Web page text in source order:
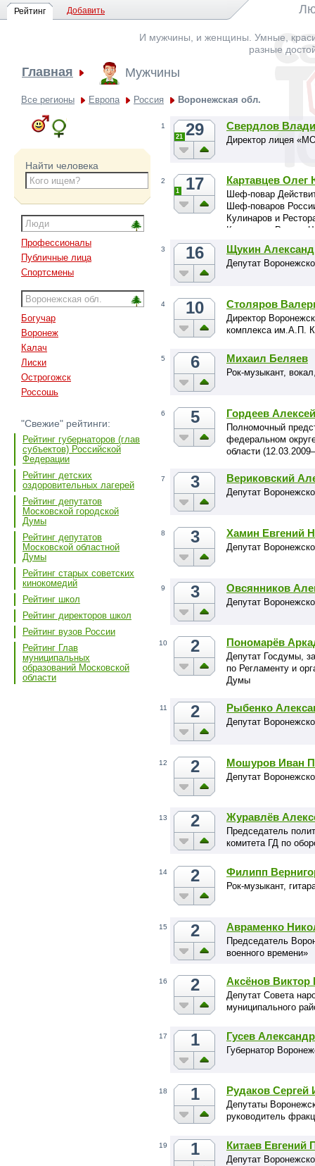
Рейтинг Добавить
И мужчины, и женщины. Умные,
разные
Главная Мужчины
Все регионы Европа Россия Воронежская обл.
Найти человека
Профессионалы
Публичные лица
Спортсмены
Богучар
Воронеж
Калач
Лиски
Острогожск
Россошь
"Свежие" рейтинги:
Рейтинг губернаторов (глав
субъектов) Российской
Федерации
Рейтинг детских
оздоровительных лагерей
Рейтинг депутатов
Московской городской
Думы
Рейтинг депутатов
Московской областной
Думы
Рейтинг старых советских
кинокомедий
Рейтинг школ
Рейтинг директоров школ
Рейтинг вузов России
Рейтинг Глав
муниципальных
образований Московской
области
1 29
21
Свердлов
Директор лицея
2 17
1
Картавцев Олег
Шеф-повар
Шеф-поваров
Кулинаров и
Кулинаров
3 16 Щукин
Депутат
4 10 Столяров
Директор
комплекса им.А.П.
5 6 Михаил Беляев
Рок-музыкант,
6 5 Гордеев
Полномочный
федеральном
области
7 3 Вериковский
Депутат
8 3 Хамин Евгений
Депутат
9 3 Овсянников
Депутат
10 2 Пономарёв
Депутат Госдумы,
по Регламенту и
Думы
11 2 Рыбенко
Депутат
12 2 Мошуров Иван
Депутат
13 2 Журавлёв
Председатель
комитета ГД по
14 2 Филипп
Рок-музыкант,
15 2 Авраменко
Председатель
военного времени»
16 2 Аксёнов Виктор
Депутат Совета
муниципального
17 1 Гусев
Губернатор
18 1 Рудаков Сергей
Депутаты
руководитель
19 1 Китаев Евгений
Депутат